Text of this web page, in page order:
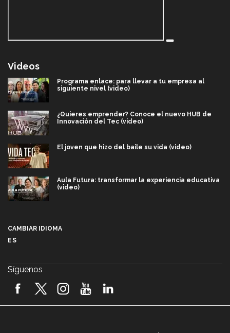
Videos
Programa enlace: para llevar a tu empresa al
siguiente nivel (video)
¿Quieres emprender? Conoce el nuevo HUB de
Innovación del Tec (video)
El joven que hizo del baile su vida (video)
Aula Futura: transformar la experiencia educativa
(video)
2026! (video)
CAMBIAR IDIOMA
ES
Síguenos